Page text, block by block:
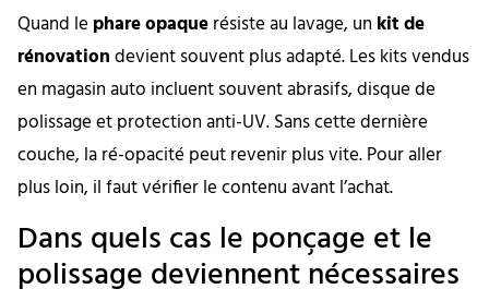
Quand le phare opaquerésiste au lavage, un kit de
rénovationdevient souvent plus adapté. Les kits vendus
en magasin auto incluent souvent abrasifs, disque de
polissage et protection anti-UV. Sans cette dernière
couche, la ré-opacité peut revenir plus vite. Pour aller
plus loin, il faut vérifier le contenu avant l’achat.
Dans quels cas le ponçage et le
polissage deviennent nécessaires